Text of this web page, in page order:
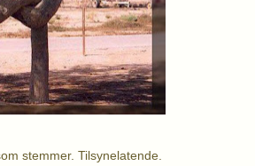
Tilsynelatende.